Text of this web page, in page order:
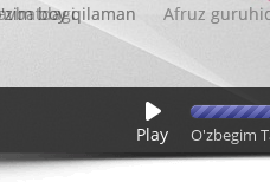
boy qilaman
Play O'zbegim